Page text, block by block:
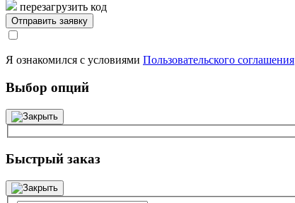
перезагрузить код
Я ознакомился с условиями Пользовательского соглашения
Выбор опций
Быстрый заказ